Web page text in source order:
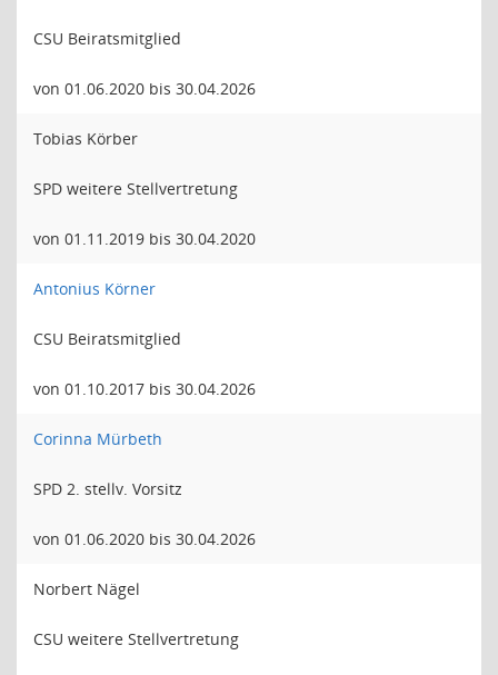
CSU Beiratsmitglied
von 01.06.2020 bis 30.04.2026
Tobias Körber
SPD weitere Stellvertretung
von 01.11.2019 bis 30.04.2020
Antonius Körner
CSU Beiratsmitglied
von 01.10.2017 bis 30.04.2026
Corinna Mürbeth
SPD 2. stellv. Vorsitz
von 01.06.2020 bis 30.04.2026
Norbert Nägel
CSU weitere Stellvertretung